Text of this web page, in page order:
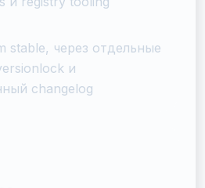
stable, через отдельные
и
changelog